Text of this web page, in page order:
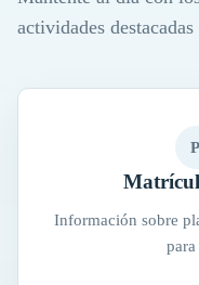
actividades
Información sobre